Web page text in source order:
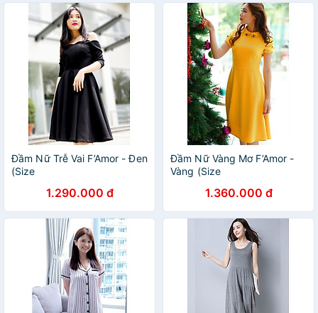
Đầm Nữ Trễ Vai F’Amor - Đen
(Size
1.290.000 đ
Đầm Nữ Vàng Mơ F’Amor -
Vàng (Size
1.360.000 đ